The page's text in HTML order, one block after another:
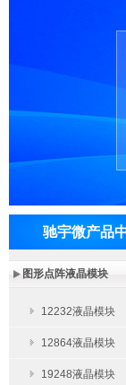
驰宇微产品
图形点阵液晶模块
12232液晶模块
12864液晶模块
19248液晶模块